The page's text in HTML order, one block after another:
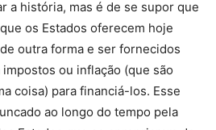
a história, mas é de se supor que
os Estados oferecem hoje
outra forma e ser fornecidos
ou inflação (que são
coisa) para financiá-los. Esse
ao longo do tempo pela